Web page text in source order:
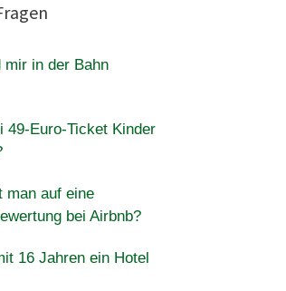
mir in der Bahn
49-Euro-Ticket Kinder
man auf eine
bei Airbnb?
16 Jahren ein Hotel